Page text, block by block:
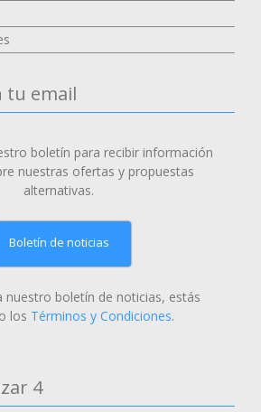
tu email
boletín para recibir información
nuestras ofertas y propuestas
alternativas.
Boletín de noticias
nuestro boletín de noticias, estás
los Términos y Condiciones.
4